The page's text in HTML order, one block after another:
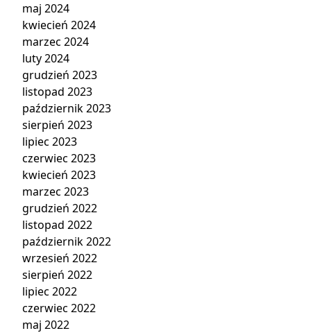
maj 2024
kwiecień 2024
marzec 2024
luty 2024
grudzień 2023
listopad 2023
październik 2023
sierpień 2023
lipiec 2023
czerwiec 2023
kwiecień 2023
marzec 2023
grudzień 2022
listopad 2022
październik 2022
wrzesień 2022
sierpień 2022
lipiec 2022
czerwiec 2022
maj 2022